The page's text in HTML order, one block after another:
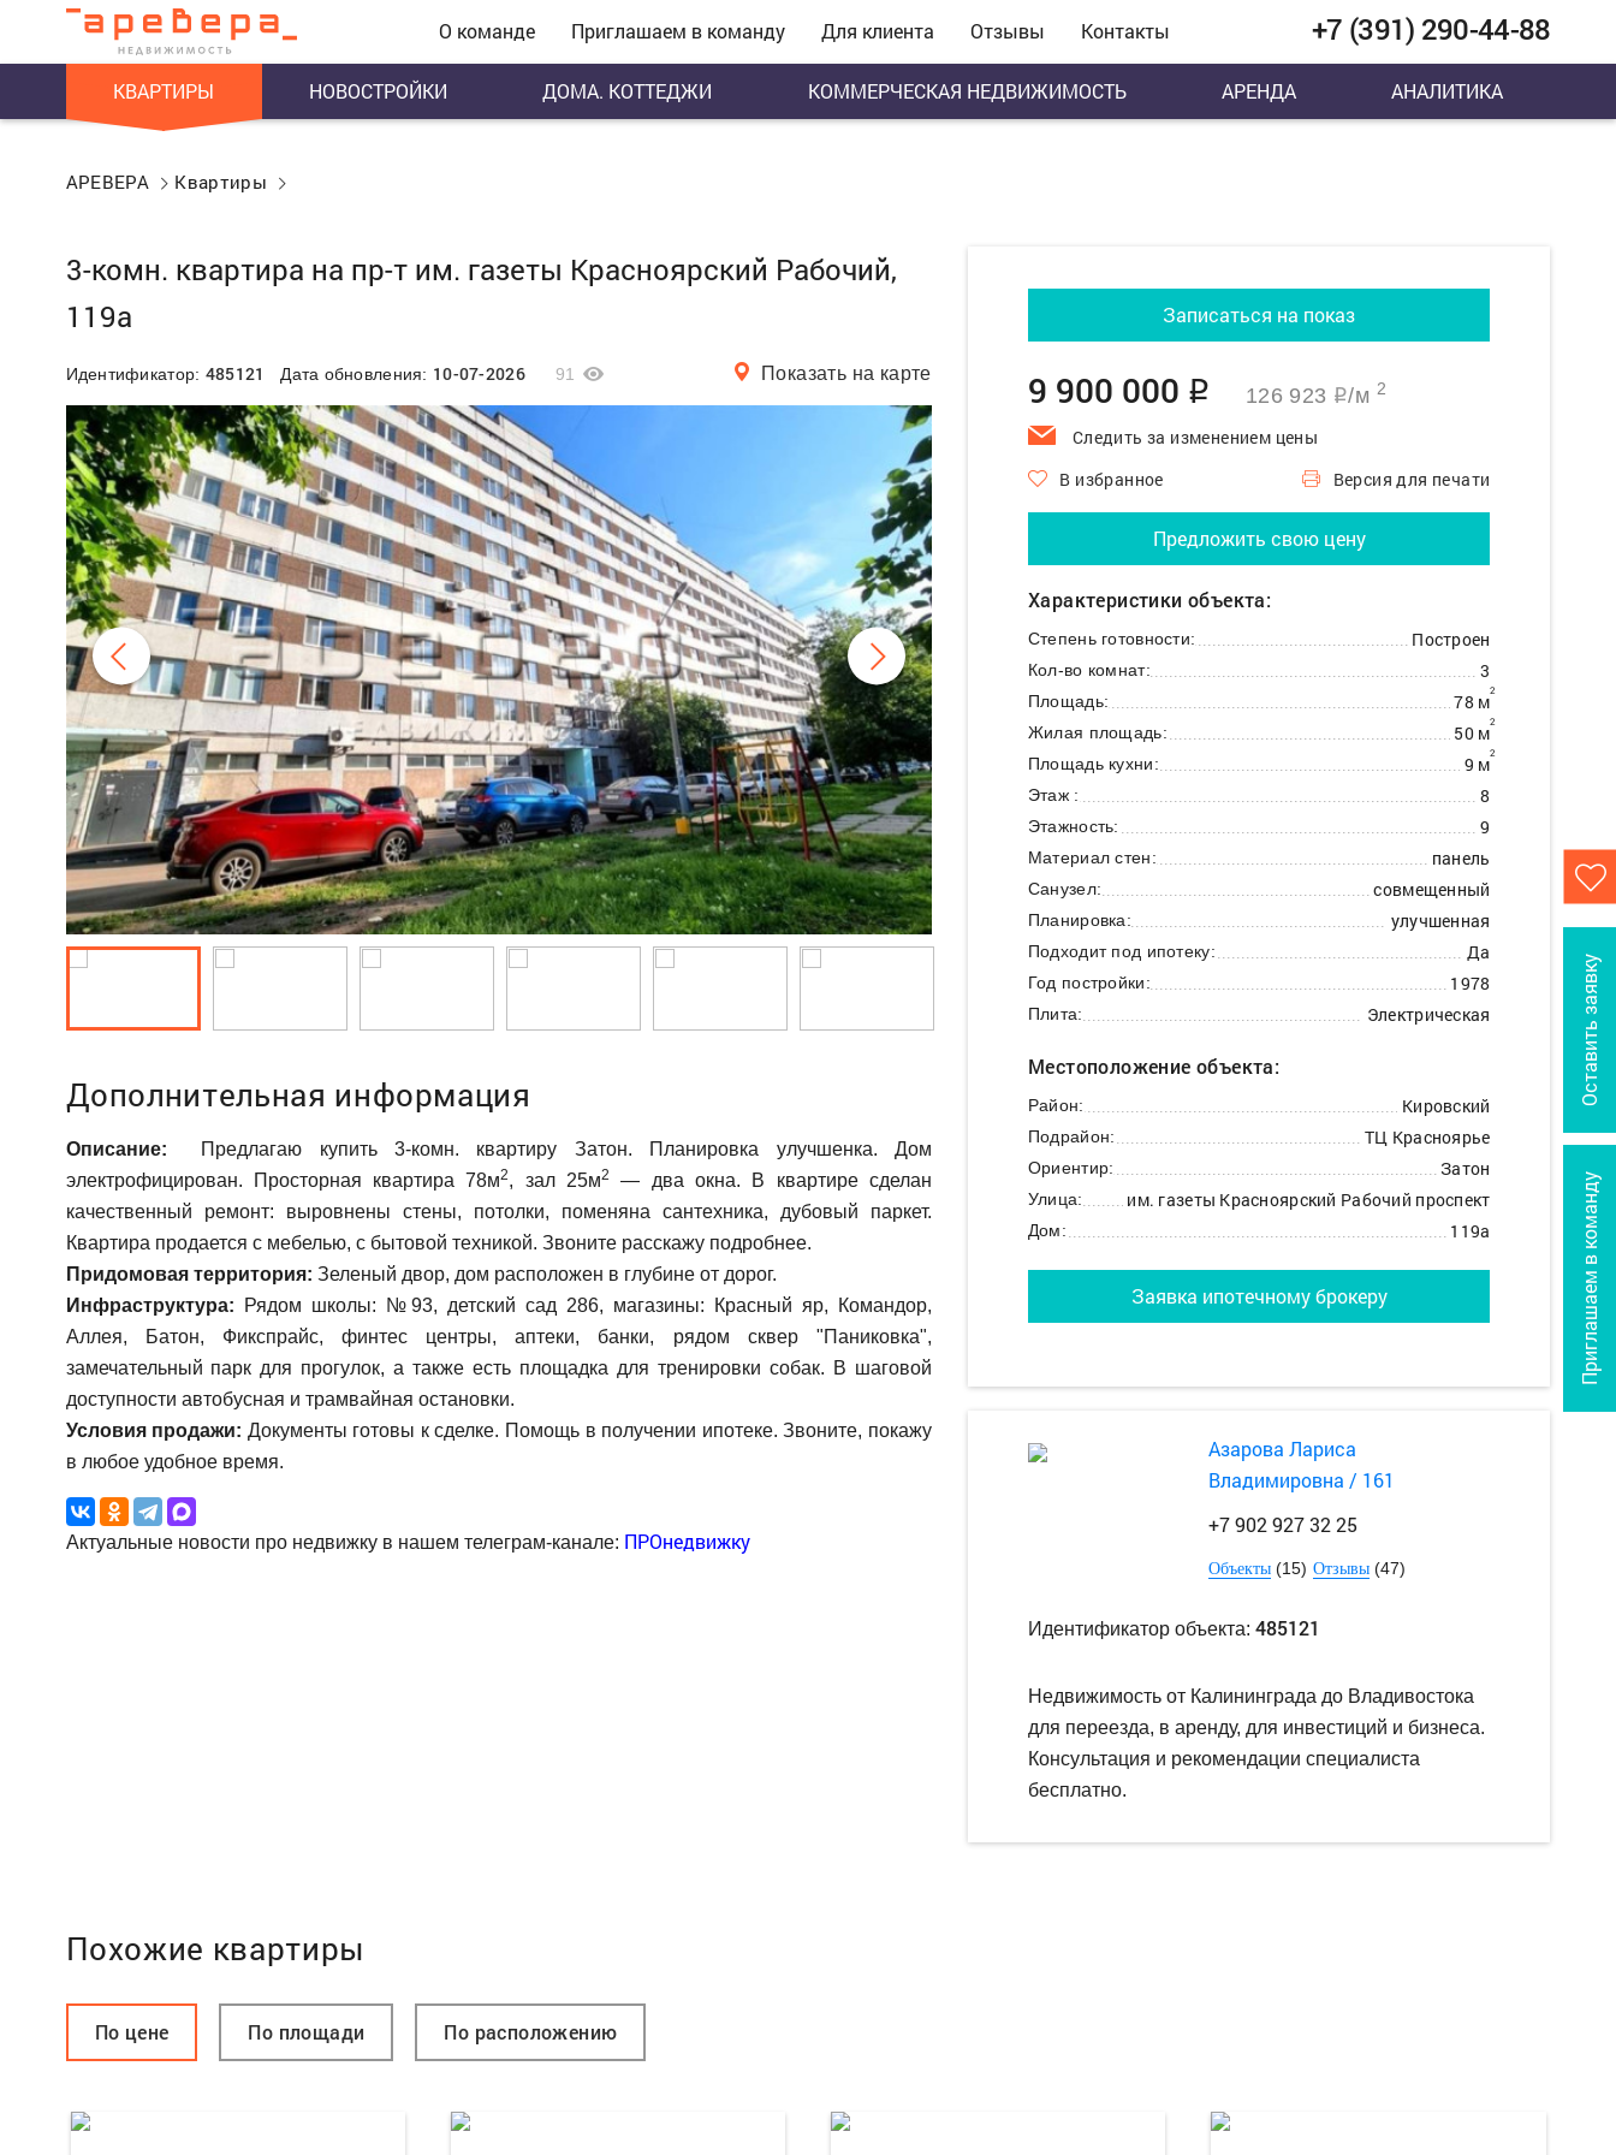
О команде Приглашаем в команду Для клиента Отзывы Контакты +7 (391) 290-44-88
КВАРТИРЫ НОВОСТРОЙКИ ДОМА. КОТТЕДЖИ КОММЕРЧЕСКАЯ НЕДВИЖИМОСТЬ АРЕНДА АНАЛИТИКА
Приглашаем в команду
Оставить заявку
АРЕВЕРА Квартиры
3-комн. квартира на пр-т им. газеты Красноярский Рабочий,
119а
Идентификатор: 485121 Дата обновления: 10-07-2026 91 Показать на карте
Дополнительная информация
Описание: Предлагаю купить 3-комн. квартиру Затон. Планировка улучшенка. Дом
электрофицирован. Просторная квартира 78м2, зал 25м2
— два окна. В квартире сделан
качественный ремонт: выровнены стены, потолки, поменяна сантехника, дубовый паркет.
Квартира продается с мебелью, с бытовой техникой. Звоните расскажу подробнее.
Придомовая территория: Зеленый двор, дом расположен в глубине от дорог.
Инфраструктура: Рядом школы: №93, детский сад 286, магазины: Красный яр, Командор,
Аллея, Батон, Фикспрайс, финтес центры, аптеки, банки, рядом сквер "Паниковка",
замечательный парк для прогулок, а также есть площадка для тренировки собак. В шаговой
доступности автобусная и трамвайная остановки.
Условия продажи: Документы готовы к сделке. Помощь в получении ипотеке. Звоните, покажу
в любое удобное время.
Актуальные новости про недвижку в нашем телеграм-канале: ПРОнедвижку
Записаться на показ
9 900 000 q 126 923 q/м 2
Следить за изменением цены
В избранное
Версия для печати
Предложить свою цену
Характеристики объекта:
Степень готовности: Построен
Кол-во комнат: 3
Площадь: 78 м2
Жилая площадь: 50 м2
Площадь кухни: 9 м2
Этаж : 8
Этажность: 9
Материал стен: панель
Санузел: совмещенный
Планировка: улучшенная
Подходит под ипотеку: Да
Год постройки: 1978
Плита: Электрическая
Местоположение объекта:
Район: Кировский
Подрайон: ТЦ Красноярье
Ориентир: Затон
Улица: им. газеты Красноярский Рабочий проспект
Дом: 119а
Заявка ипотечному брокеру
Азарова Лариса
Владимировна / 161
+7 902 927 32 25
Объекты(15) Отзывы(47)
Идентификатор объекта: 485121
Недвижимость от Калининграда до Владивостока
для переезда, в аренду, для инвестиций и бизнеса.
Консультация и рекомендации специалиста
бесплатно.
Похожие квартиры
По цене По площади По расположению